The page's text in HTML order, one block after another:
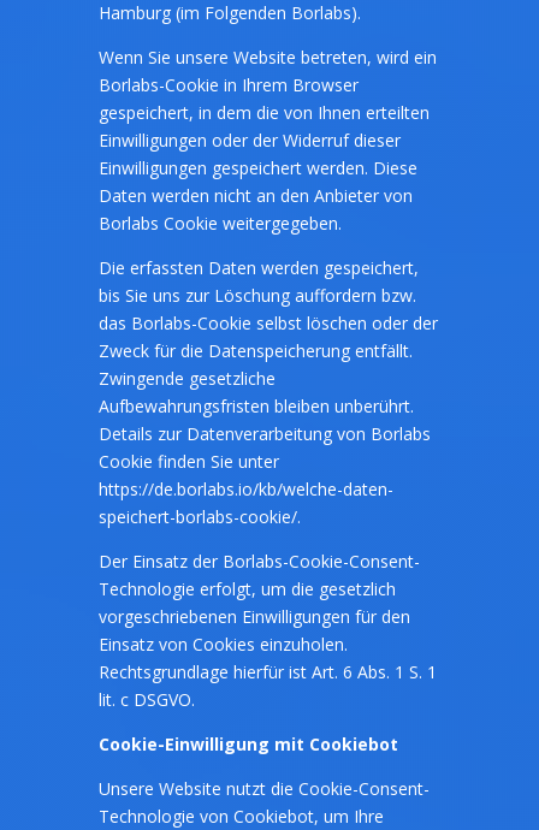
Hamburg (im Folgenden Borlabs).
Wenn Sie unsere Website betreten, wird ein
Borlabs-Cookie in Ihrem Browser
gespeichert, in dem die von Ihnen erteilten
Einwilligungen oder der Widerruf dieser
Einwilligungen gespeichert werden. Diese
Daten werden nicht an den Anbieter von
Borlabs Cookie weitergegeben.
Die erfassten Daten werden gespeichert,
bis Sie uns zur Löschung auffordern bzw.
das Borlabs-Cookie selbst löschen oder der
Zweck für die Datenspeicherung entfällt.
Zwingende gesetzliche
Aufbewahrungsfristen bleiben unberührt.
Details zur Datenverarbeitung von Borlabs
Cookie finden Sie unter
https://de.borlabs.io/kb/welche-daten-
speichert-borlabs-cookie/.
Der Einsatz der Borlabs-Cookie-Consent-
Technologie erfolgt, um die gesetzlich
vorgeschriebenen Einwilligungen für den
Einsatz von Cookies einzuholen.
Rechtsgrundlage hierfür ist Art. 6 Abs. 1 S. 1
lit. c DSGVO.
Cookie-Einwilligung mit Cookiebot
Unsere Website nutzt die Cookie-Consent-
Technologie von Cookiebot, um Ihre